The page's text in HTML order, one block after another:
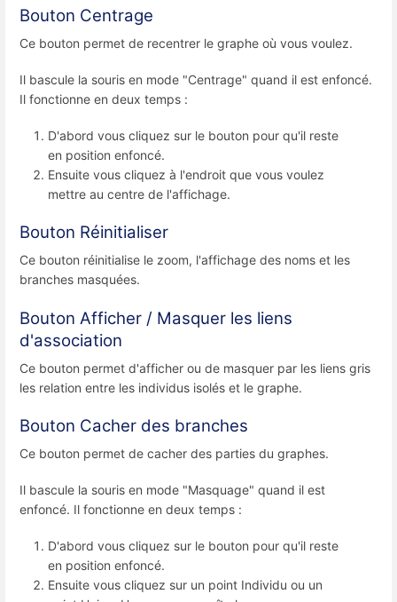
Bouton Centrage
Ce bouton permet de recentrer le graphe où vous voulez.
Il bascule la souris en mode "Centrage" quand il est enfoncé.
Il fonctionne en deux temps :
D'abord vous cliquez sur le bouton pour qu'il reste
en position enfoncé.
Ensuite vous cliquez à l'endroit que vous voulez
mettre au centre de l'affichage.
Bouton Réinitialiser
Ce bouton réinitialise le zoom, l'affichage des noms et les
branches masquées.
Bouton Afficher / Masquer les liens
d'association
Ce bouton permet d'afficher ou de masquer par les liens gris
les relation entre les individus isolés et le graphe.
Bouton Cacher des branches
Ce bouton permet de cacher des parties du graphes.
Il bascule la souris en mode "Masquage" quand il est
enfoncé. Il fonctionne en deux temps :
D'abord vous cliquez sur le bouton pour qu'il reste
en position enfoncé.
Ensuite vous cliquez sur un point Individu ou un